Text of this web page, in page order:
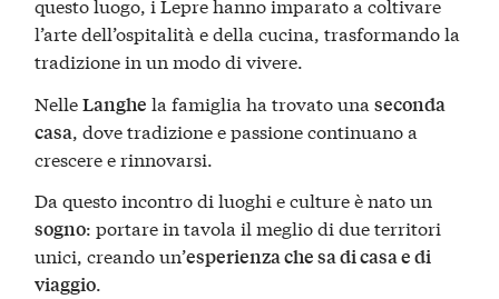
l’arte dell’ospitalità e della cucina, trasformando la
tradizione in un modo di vivere.
NelleLanghe la famiglia ha trovato unaseconda
casa , dove tradizione e passione continuano a
crescere e rinnovarsi.
Da questo incontro di luoghi e culture è nato un
sogno: portare in tavola il meglio di due territori
unici, creando un’esperienza che sa di casa e di
viaggio.